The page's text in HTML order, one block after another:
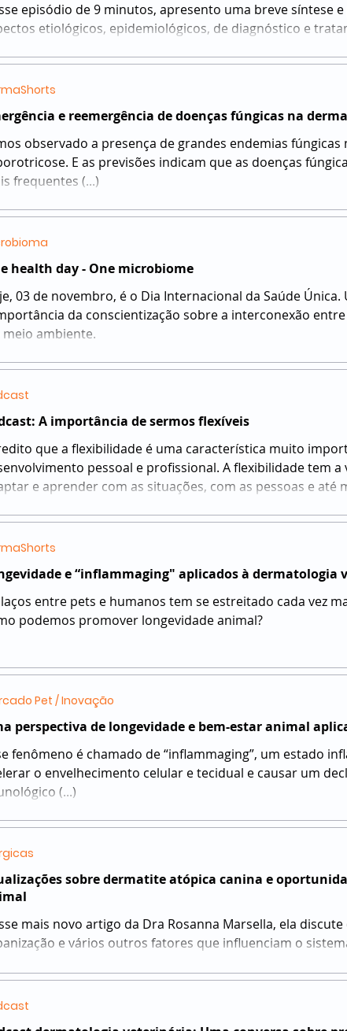
episódio de 9 minutos, apresento uma breve síntese
etiológicos, epidemiológicos, de diagnóstico e
e reemergência de doenças fúngicas na
observado a presença de grandes endemias
E as previsões indicam que as doenças
frequentes (...)
health day - One microbiome
03 de novembro, é o Dia Internacional da Saúde
da conscientização sobre a interconexão
meio ambiente.
A importância de sermos flexíveis
que a flexibilidade é uma característica muito
pessoal e profissional. A flexibilidade tem a
e aprender com as situações, com as pessoas e até
e “inflammaging" aplicados à dermatologia
laços entre pets e humanos tem se estreitado cada vez
podemos promover longevidade animal?
perspectiva de longevidade e bem-estar animal
fenômeno é chamado de “inflammaging”, um estado
o envelhecimento celular e tecidual e causar um
(...)
Pet / Inovação
sobre dermatite atópica canina e
mais novo artigo da Dra Rosanna Marsella, ela
e vários outros fatores que influenciam o